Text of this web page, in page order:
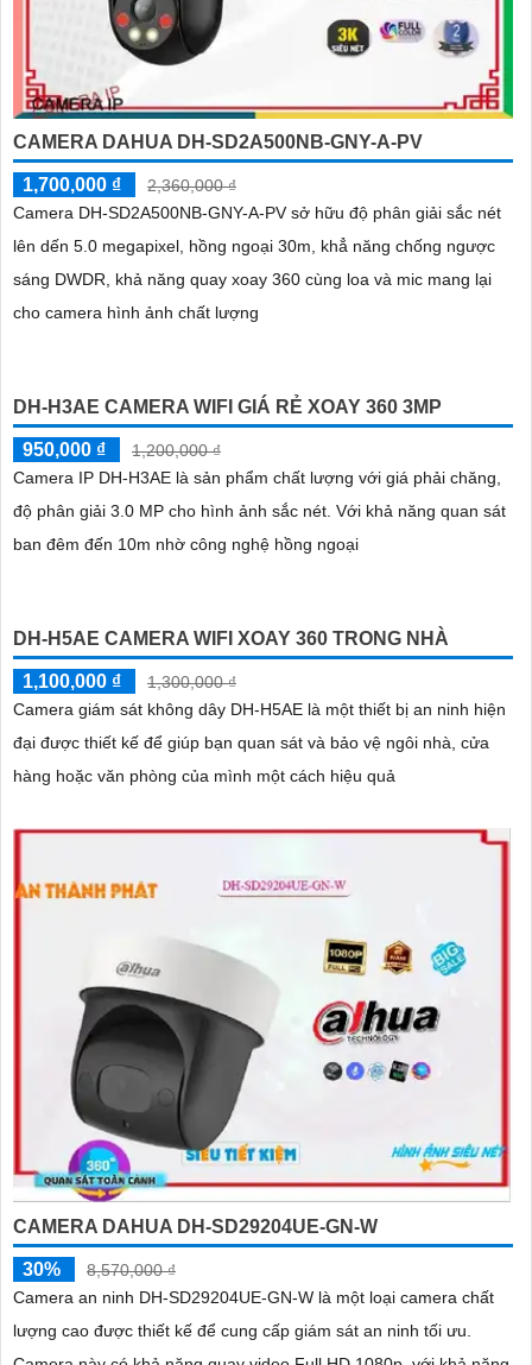
CAMERA DAHUA DH-SD2A500NB-GNY-A-PV
1,700,000 ₫
2,360,000 ₫
Camera DH-SD2A500NB-GNY-A-PV sở hữu độ phân giải sắc nét
lên dến 5.0 megapixel, hồng ngoại 30m, khẳ năng chống ngược
sáng DWDR, khả năng quay xoay 360 cùng loa và mic mang lại
cho camera hình ảnh chất lượng
DH-H3AE CAMERA WIFI GIÁ RẺ XOAY 360 3MP
950,000 ₫
1,200,000 ₫
Camera IP DH-H3AE là sản phẩm chất lượng với giá phải chăng,
độ phân giải 3.0 MP cho hình ảnh sắc nét. Với khả năng quan sát
ban đêm đến 10m nhờ công nghệ hồng ngoại
DH-H5AE CAMERA WIFI XOAY 360 TRONG NHÀ
1,100,000 ₫
1,300,000 ₫
Camera giám sát không dây DH-H5AE là một thiết bị an ninh hiện
đại được thiết kế để giúp bạn quan sát và bảo vệ ngôi nhà, cửa
hàng hoặc văn phòng của mình một cách hiệu quả
CAMERA DAHUA DH-SD29204UE-GN-W
30%
8,570,000 ₫
Camera an ninh DH-SD29204UE-GN-W là một loại camera chất
lượng cao được thiết kế để cung cấp giám sát an ninh tối ưu.